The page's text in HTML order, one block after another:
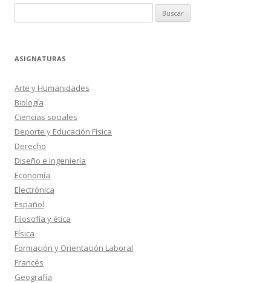
ASIGNATURAS
Arte y Humanidades
Biología
Ciencias sociales
Deporte y Educación Física
Derecho
Diseño e Ingeniería
Economía
Electrónica
Español
Filosofía y ética
Física
Formación y Orientación Laboral
Francés
Geografía